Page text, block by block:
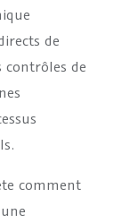
de
contrôles de
comment